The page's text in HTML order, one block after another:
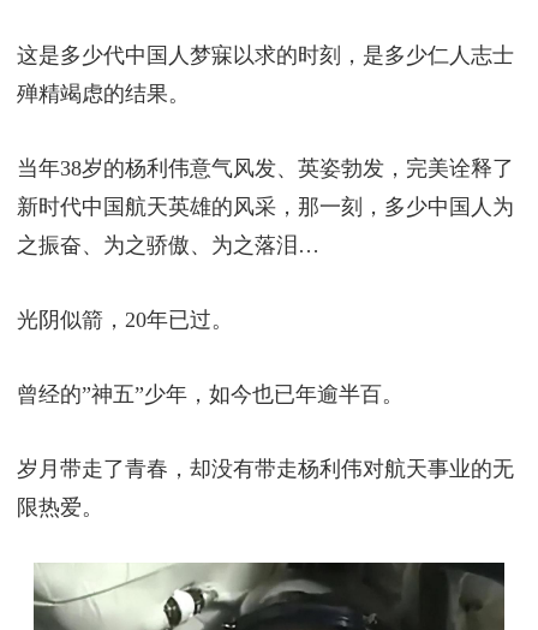
这是多少代中国人梦寐以求的时刻，是多少仁人志士
殚精竭虑的结果。
当年38岁的杨利伟意气风发、英姿勃发，完美诠释了
新时代中国航天英雄的风采，那一刻，多少中国人为
之振奋、为之骄傲、为之落泪…
光阴似箭，20年已过。
曾经的”神五”少年，如今也已年逾半百。
岁月带走了青春，却没有带走杨利伟对航天事业的无
限热爱。